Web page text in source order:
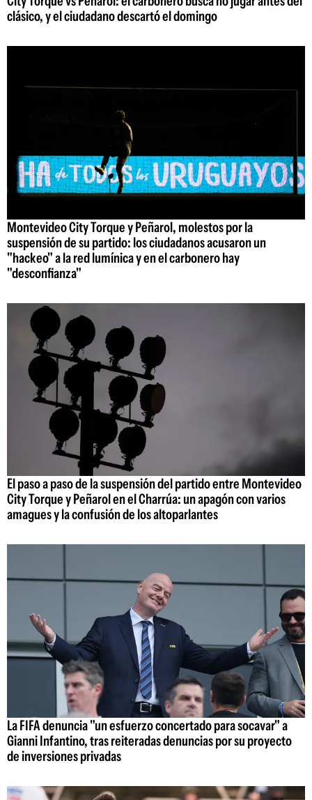
clásico, y el ciudadano descartó el domingo
Montevideo City Torque y Peñarol, molestos por la
suspensión de su partido: los ciudadanos acusaron un
"hackeo" a la red lumínica y en el carbonero hay
"desconfianza"
El paso a paso de la suspensión del partido entre Montevideo
City Torque y Peñarol en el Charrúa: un apagón con varios
amagues y la confusión de los altoparlantes
La FIFA denuncia "un esfuerzo concertado para socavar" a
Gianni Infantino, tras reiteradas denuncias por su proyecto
de inversiones privadas